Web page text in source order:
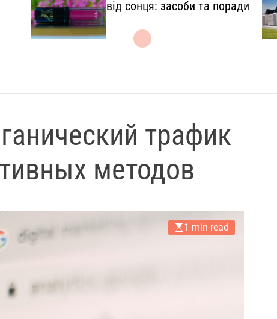
l
.
c
o
u
від сонця: засоби та поради
трафик
методов
1 min read